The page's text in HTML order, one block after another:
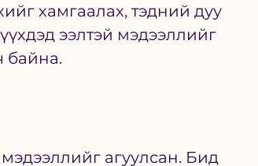
хамгаалах, тэдний дуу
ээлтэй мэдээллийг
байна.
агуулсан. Бид